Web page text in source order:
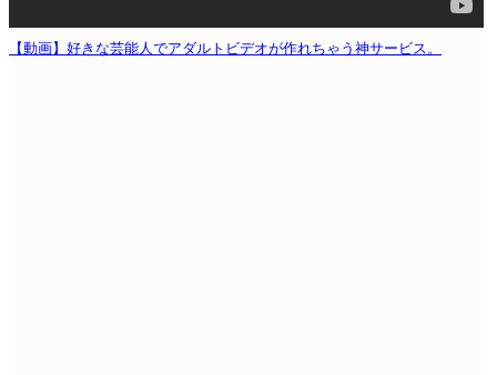
【動画】好きな芸能人でアダルトビデオが作れちゃう神サービス。